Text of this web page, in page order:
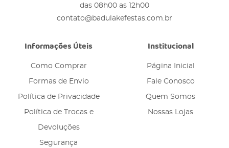
das 08h00 as 12h00
contato@badulakefestas.com.br
Informações Úteis
Como Comprar
Formas de Envio
Política de Privacidade
Política de Trocas e
Devoluções
Segurança
Institucional
Página Inicial
Fale Conosco
Quem Somos
Nossas Lojas